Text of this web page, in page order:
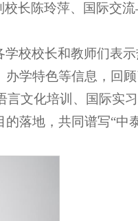
校长陈玲萍、国际交
校校长和教师们表
学特色等信息，回
言文化培训、国际实
落地，共同谱写“中